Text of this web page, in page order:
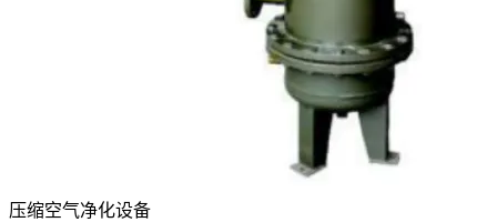
压缩空气净化设备